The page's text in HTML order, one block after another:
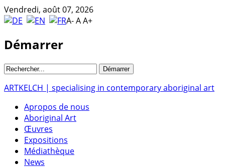
Vendredi, août 07, 2026
A-AA+
Démarrer
ARTKELCH | specialising in contemporary aboriginal art
Apropos de nous
Aboriginal Art
Œuvres
Expositions
Médiathèque
News